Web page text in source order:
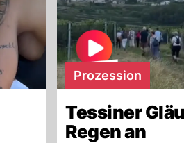
Prozession
Tessiner
Regen an